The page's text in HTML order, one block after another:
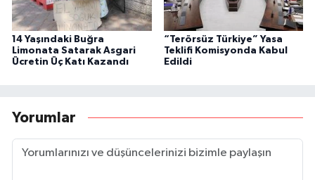
14 Yaşındaki Buğra
Limonata Satarak Asgari
Ücretin Üç Katı Kazandı
“Terörsüz Türkiye” Yasa
Teklifi Komisyonda Kabul
Edildi
Yorumlar